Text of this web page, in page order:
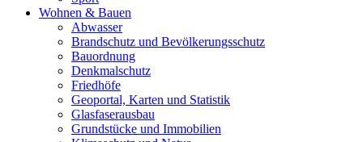
Wohnen & Bauen
Abwasser
Brandschutz und Bevölkerungsschutz
Bauordnung
Denkmalschutz
Friedhöfe
Geoportal, Karten und Statistik
Glasfaserausbau
Grundstücke und Immobilien